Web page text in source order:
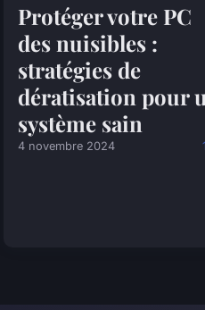
Protéger votre PC
des nuisibles :
stratégies de
dératisation pour
système sain
4 novembre 2024